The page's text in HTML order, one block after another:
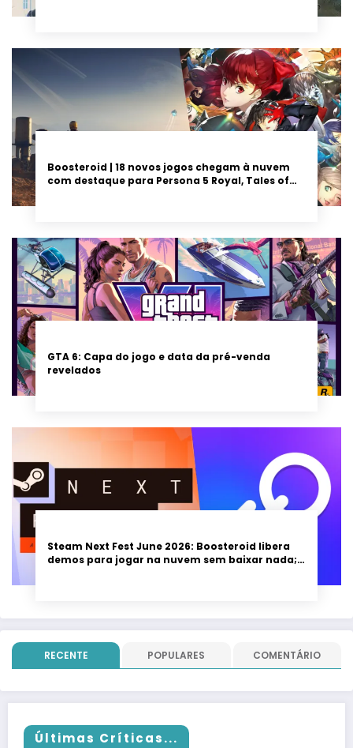
Boosteroid | 18 novos jogos chegam à nuvem
com destaque para Persona 5 Royal, Tales of
GTA 6: Capa do jogo e data da pré-venda
revelados
Steam Next Fest June 2026: Boosteroid libera
demos para jogar na nuvem sem baixar nada;
RECENTE POPULARES COMENTÁRIO
Últimas Críticas...